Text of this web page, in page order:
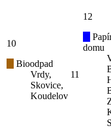
10
Bioodpad
Vrdy,
Skovice,
Koudelov
11
12
domu